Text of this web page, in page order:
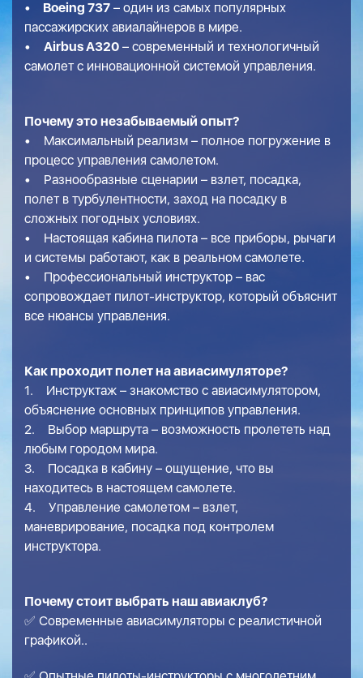
•
Boeing 737 – один из самых популярных
пассажирских авиалайнеров в мире.
• Airbus A320 – современный и технологичный
самолет с инновационной системой управления.
Почему это незабываемый опыт?
• Максимальный реализм – полное погружение в
процесс управления самолетом.
• Разнообразные сценарии – взлет, посадка,
полет в турбулентности, заход на посадку в
сложных погодных условиях.
• Настоящая кабина пилота – все приборы, рычаги
и системы работают, как в реальном самолете.
• Профессиональный инструктор – вас
сопровождает пилот-инструктор, который объяснит
все нюансы управления.
Как проходит полет на авиасимуляторе?
1. Инструктаж – знакомство с авиасимулятором,
объяснение основных принципов управления.
2. Выбор маршрута – возможность пролететь над
любым городом мира.
3. Посадка в кабину – ощущение, что вы
находитесь в настоящем самолете.
4. Управление самолетом – взлет,
маневрирование, посадка под контролем
инструктора.
Почему стоит выбрать наш авиаклуб?
✅ Современные авиасимуляторы с реалистичной
графикой..